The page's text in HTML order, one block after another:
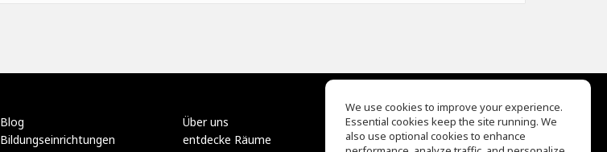
Blog
Bildungseinrichtungen
Über uns
entdecke Räume
EQ Ear Training
Drum Machine
We use cookies to improve your experience.
Essential cookies keep the site running. We
also use optional cookies to enhance